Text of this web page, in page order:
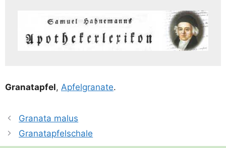
Gra­nat­ap­fel, Apfel­gra­na­te.
Granata malus
Granatapfelschale